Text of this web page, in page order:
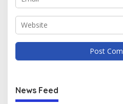
News Feed